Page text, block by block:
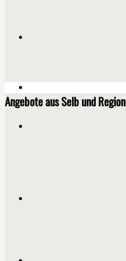
Angebote aus Selb und Region